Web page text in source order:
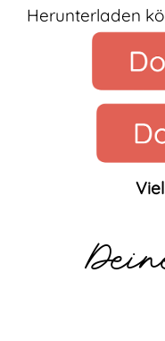
Herunterladen